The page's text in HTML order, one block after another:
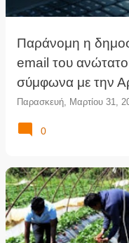
Παράνομη η
email του
σύμφωνα με την
Παρασκευή, Μαρτίου 31,
0